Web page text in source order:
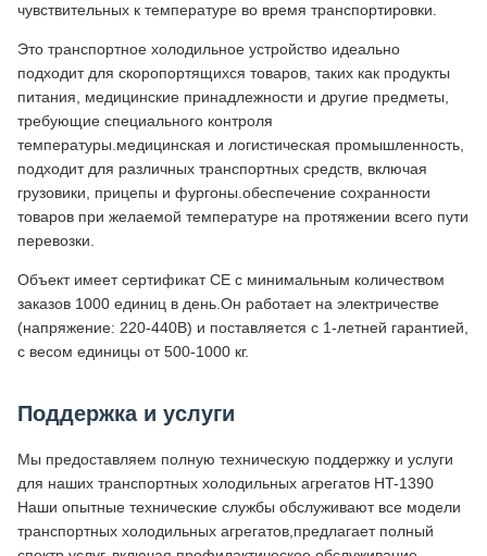
чувствительных к температуре во время транспортировки.
Это транспортное холодильное устройство идеально
подходит для скоропортящихся товаров, таких как продукты
питания, медицинские принадлежности и другие предметы,
требующие специального контроля
температуры.медицинская и логистическая промышленность,
подходит для различных транспортных средств, включая
грузовики, прицепы и фургоны.обеспечение сохранности
товаров при желаемой температуре на протяжении всего пути
перевозки.
Объект имеет сертификат CE с минимальным количеством
заказов 1000 единиц в день.Он работает на электричестве
(напряжение: 220-440В) и поставляется с 1-летней гарантией,
с весом единицы от 500-1000 кг.
Поддержка и услуги
Мы предоставляем полную техническую поддержку и услуги
для наших транспортных холодильных агрегатов HT-1390
Наши опытные технические службы обслуживают все модели
транспортных холодильных агрегатов,предлагает полный